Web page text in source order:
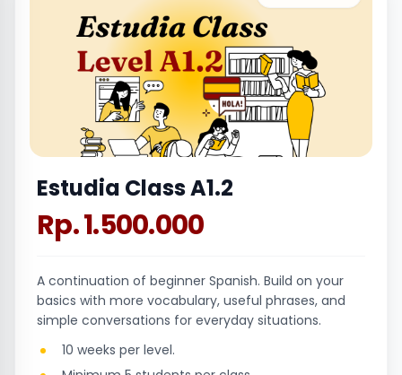
Estudia Class A1.2
Rp. 1.500.000
A continuation of beginner Spanish. Build on your
basics with more vocabulary, useful phrases, and
simple conversations for everyday situations.
10 weeks per level.